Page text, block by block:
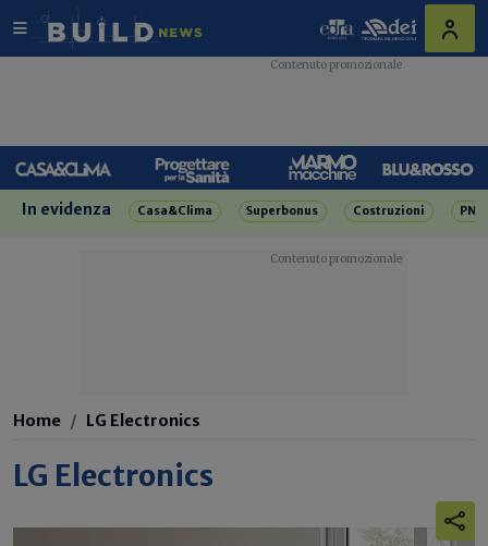
In evidenza Casa&Clima Superbonus Costruzioni
Home LG Electronics
LG Electronics